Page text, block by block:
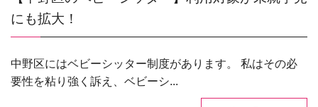
にも拡大！
中野区にはベビーシッター制度があります。 私はその必
要性を粘り強く訴え、ベビーシ...